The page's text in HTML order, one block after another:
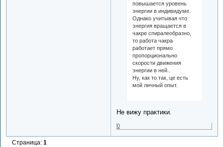
повышается уровень
энергии в индивидуме.
Однако учитывая что
энергия вращается в
чакре спиралеобразно,
то работа чакра
работает прямо
пропорционально
скорости движения
энергии в ней..
Ну, как то так, це есть
мой личный опыт.
Не вижу практики.
0
Страница:1